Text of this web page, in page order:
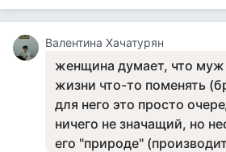
Валентина Хачатурян
женщина думает, что муж
жизни что-то поменять
для него это просто
ничего не значащий, но
его "природе"